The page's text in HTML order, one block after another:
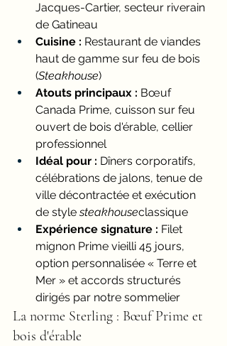
Jacques-Cartier, secteur riverain
de Gatineau
Cuisine : Restaurant de viandes
haut de gamme sur feu de bois
(Steakhouse)
Atouts principaux : Bœuf
Canada Prime, cuisson sur feu
ouvert de bois d'érable, cellier
professionnel
Idéal pour : Dîners corporatifs,
célébrations de jalons, tenue de
ville décontractée et exécution
de style steakhouseclassique
Expérience signature : Filet
mignon Prime vieilli 45 jours,
option personnalisée « Terre et
Mer » et accords structurés
dirigés par notre sommelier
La norme Sterling : Bœuf Prime et
bois d'érable